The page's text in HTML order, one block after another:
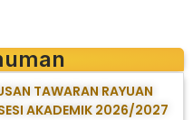
TAWARAN RAYUAN
AKADEMIK 2026/2027